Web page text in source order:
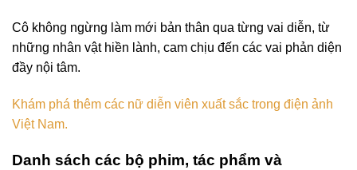
Cô không ngừng làm mới bản thân qua từng vai diễn, từ
những nhân vật hiền lành, cam chịu đến các vai phản diện
đầy nội tâm.
Khám phá thêm các nữ diễn viên xuất sắc trong điện ảnh
Việt Nam.
Danh sách các bộ phim, tác phẩm và